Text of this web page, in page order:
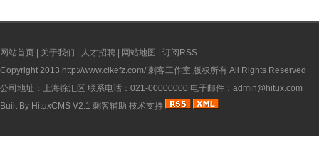
网站首页 关于我们 人才招聘 网站地图
订阅RSS
Copyright 2013 http://www.cikefz.com/ 刺客工作室 版权所有 All Rights Reserved
公司地址：上海徐汇区 联系电话：021-00000000 电子邮件：admin@hitux.com
Built By HituxCMS V2.1 刺客辅助 技术支持